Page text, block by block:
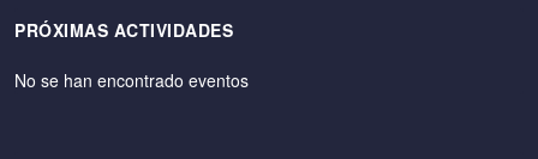
PRÓXIMAS ACTIVIDADES
No se han encontrado eventos